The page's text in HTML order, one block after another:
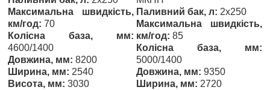
Максимальна швидкість,
км/год: 70
Колісна база, мм:
4600/1400
Довжина, мм: 8200
Ширина, мм: 2540
Висота, мм: 3030
Паливний бак, л: 2х250
Максимальна швидкість,
км/год: 85
Колісна база, мм:
5000/1400
Довжина, мм: 9350
Ширина, мм: 2720